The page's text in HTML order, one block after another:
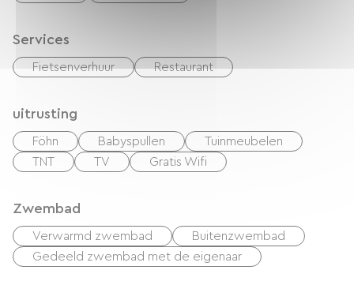
Services
Fietsenverhuur Restaurant
uitrusting
Föhn Babyspullen
Tuinmeubelen
TNT
TV Gratis Wifi
Zwembad
Verwarmd zwembad
Buitenzwembad
Gedeeld zwembad met de eigenaar